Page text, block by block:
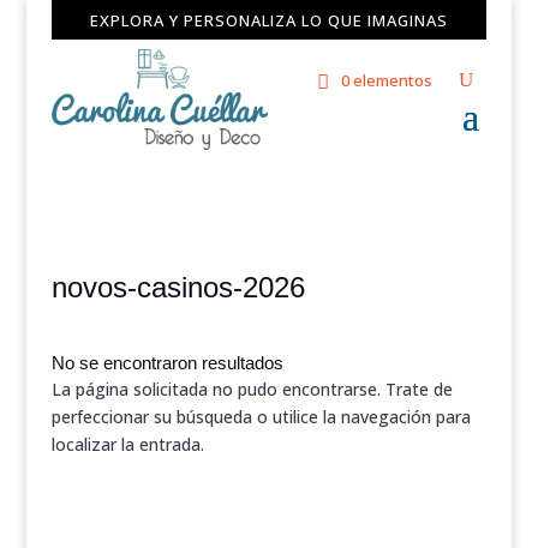
EXPLORA Y PERSONALIZA LO QUE IMAGINAS
0 elementos
novos-casinos-2026
No se encontraron resultados
La página solicitada no pudo encontrarse. Trate de
perfeccionar su búsqueda o utilice la navegación para
localizar la entrada.